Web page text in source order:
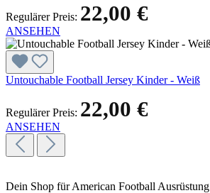
Regulärer Preis: 22,00 €
ANSEHEN
Untouchable Football Jersey Kinder - Weiß
Regulärer Preis: 22,00 €
ANSEHEN
Dein Shop für American Football Ausrüstung